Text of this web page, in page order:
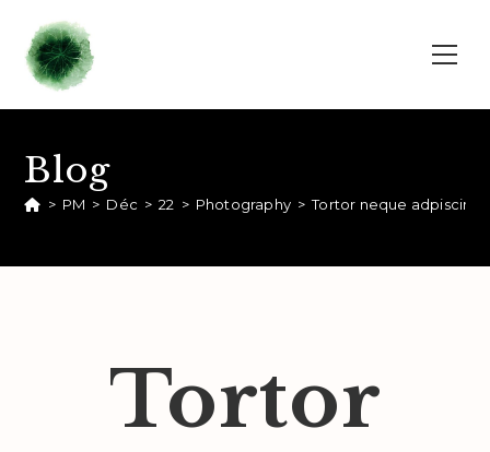
Blog
> PM > Déc > 22 > Photography > Tortor neque adpiscing
Tortor